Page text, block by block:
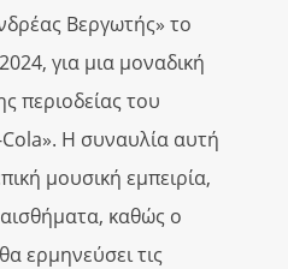
Βεργωτής» το
για μια μοναδική
περιοδείας του
Η συναυλία αυτή
μουσική εμπειρία,
καθώς ο
ερμηνεύσει τις